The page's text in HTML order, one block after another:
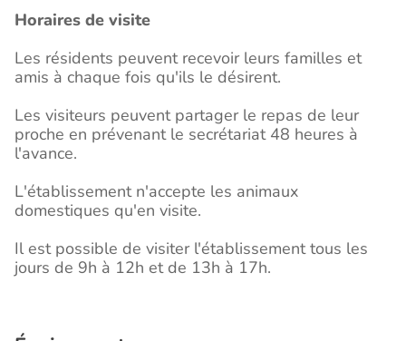
Horaires de visite
Les résidents peuvent recevoir leurs familles et
amis à chaque fois qu'ils le désirent.
Les visiteurs peuvent partager le repas de leur
proche en prévenant le secrétariat 48 heures à
l'avance.
L'établissement n'accepte les animaux
domestiques qu'en visite.
Il est possible de visiter l'établissement tous les
jours de 9h à 12h et de 13h à 17h.